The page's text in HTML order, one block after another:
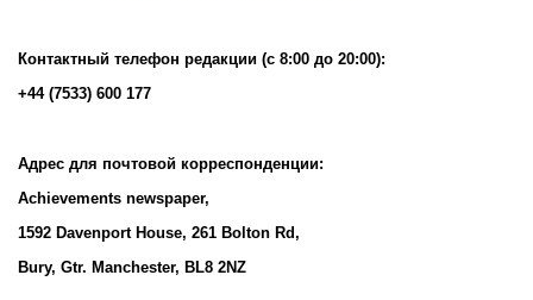
Контактный телефон редакции (с 8:00 до 20:00):
+44 (7533) 600 177
Адрес для почтовой корреспонденции:
Achievements newspaper,
1592 Davenport House, 261 Bolton Rd,
Bury, Gtr. Manchester, BL8 2NZ